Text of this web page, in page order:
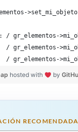
/ gr_elementos-
/ gr_elementos-
/ gr_elementos-
hosted with by
RECOMENDADA